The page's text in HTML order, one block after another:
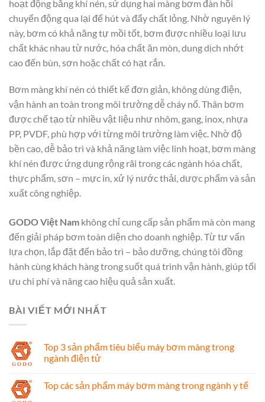
hoạt động bằng khí nén, sử dụng hai màng bơm đàn hồi
chuyển động qua lại để hút và đẩy chất lỏng. Nhờ nguyên lý
này, bơm có khả năng tự mồi tốt, bơm được nhiều loại lưu
chất khác nhau từ nước, hóa chất ăn mòn, dung dịch nhớt
cao đến bùn, sơn hoặc chất có hạt rắn.
Bơm màng khí nén có thiết kế đơn giản, không dùng điện,
vận hành an toàn trong môi trường dễ cháy nổ. Thân bơm
được chế tạo từ nhiều vật liệu như nhôm, gang, inox, nhựa
PP, PVDF, phù hợp với từng môi trường làm việc. Nhờ độ
bền cao, dễ bảo trì và khả năng làm việc linh hoạt, bơm màng
khí nén được ứng dụng rộng rãi trong các ngành hóa chất,
thực phẩm, sơn – mực in, xử lý nước thải, dược phẩm và sản
xuất công nghiệp.
GODO Việt Nam không chỉ cung cấp sản phẩm mà còn mang
đến giải pháp bơm toàn diện cho doanh nghiệp. Từ tư vấn
lựa chọn, lắp đặt đến bảo trì – bảo dưỡng, chúng tôi đồng
hành cùng khách hàng trong suốt quá trình vận hành, giúp tối
ưu chi phí và nâng cao hiệu quả sản xuất.
BÀI VIẾT MỚI NHẤT
Top 3 sản phẩm tiêu biểu máy bơm màng trong
ngành điện tử
Top các sản phẩm máy bơm màng trong ngành y tế